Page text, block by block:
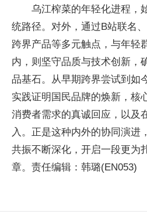
乌江榨菜的年轻化进程，
统路径。对外，通过B站联名
跨界产品等多元触点，与年轻
内，则坚守品质与技术创新，
品基石。从早期跨界尝试到如
实践证明国民品牌的焕新，核
消费者需求的真诚回应，以及
入。正是这种内外的协同演进
共振不断深化，开启一段更为
章。责任编辑：韩璐(EN053)